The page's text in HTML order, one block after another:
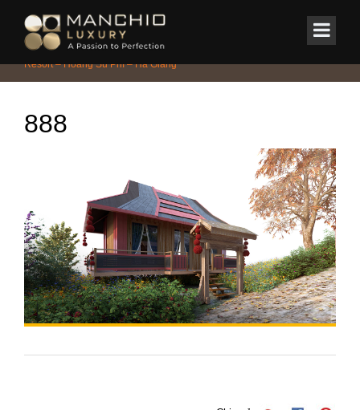
Home/DỰ ÁN TIÊU BIỂU/Dự án Kiến Trúc Quy Hoạch PanHou
Resort – Hoàng Su Phì – Hà Giang
888